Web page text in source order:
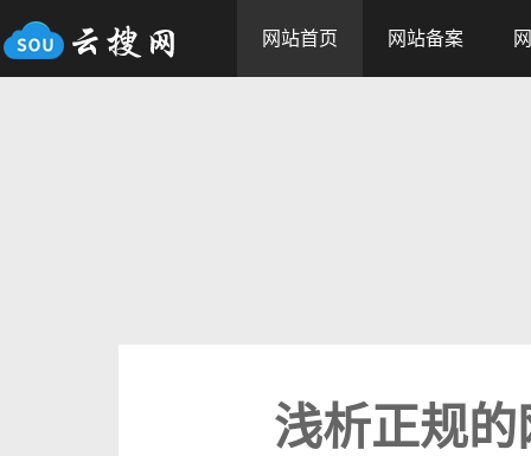
网站首页 网站备案
浅析正规